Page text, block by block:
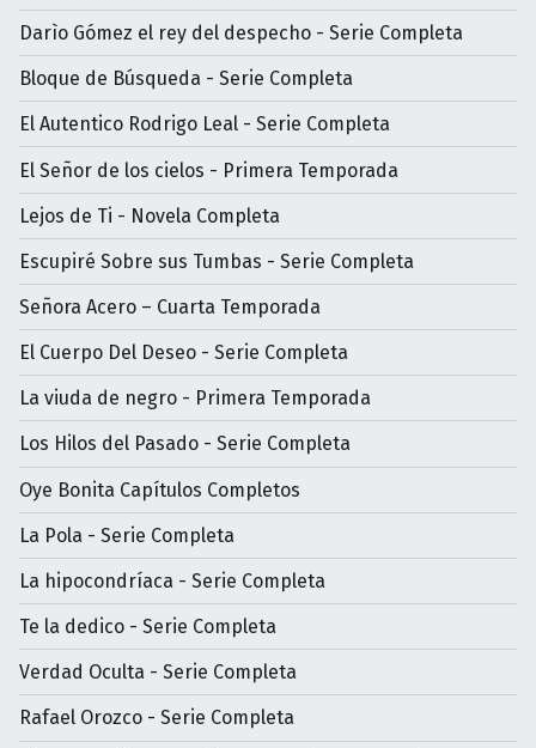
Darìo Gómez el rey del despecho - Serie Completa
Bloque de Búsqueda - Serie Completa
El Autentico Rodrigo Leal - Serie Completa
El Señor de los cielos - Primera Temporada
Lejos de Ti - Novela Completa
Escupiré Sobre sus Tumbas - Serie Completa
Señora Acero – Cuarta Temporada
El Cuerpo Del Deseo - Serie Completa
La viuda de negro - Primera Temporada
Los Hilos del Pasado - Serie Completa
Oye Bonita Capítulos Completos
La Pola - Serie Completa
La hipocondríaca - Serie Completa
Te la dedico - Serie Completa
Verdad Oculta - Serie Completa
Rafael Orozco - Serie Completa